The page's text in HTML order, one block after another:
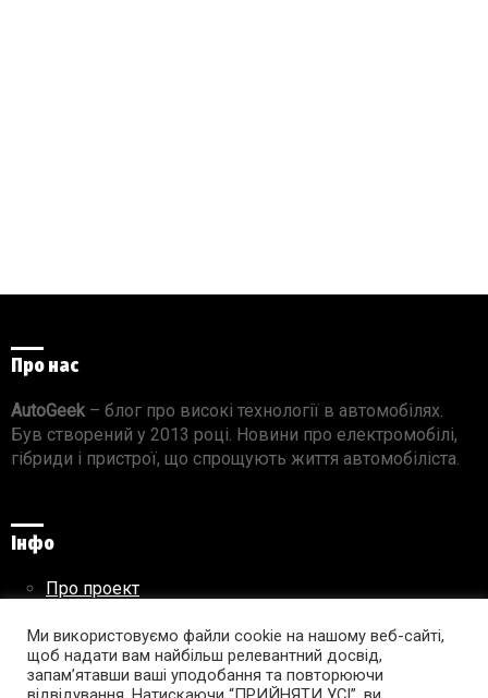
Про нас
AutoGeek– блог про високі технології в автомобілях.
Був створений у 2013 році. Новини про електромобілі,
гібриди і пристрої, що спрощують життя автомобіліста.
Інфо
Про проект
Правила використання матеріалів
Ми використовуємо файли cookie на нашому веб-сайті,
щоб надати вам найбільш релевантний досвід,
запам’ятавши ваші уподобання та повторюючи